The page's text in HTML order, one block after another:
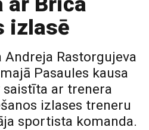
izlasē
Rastorgujeva
Pasaules kausa
ar trenera
izlases treneru
sportista komanda.